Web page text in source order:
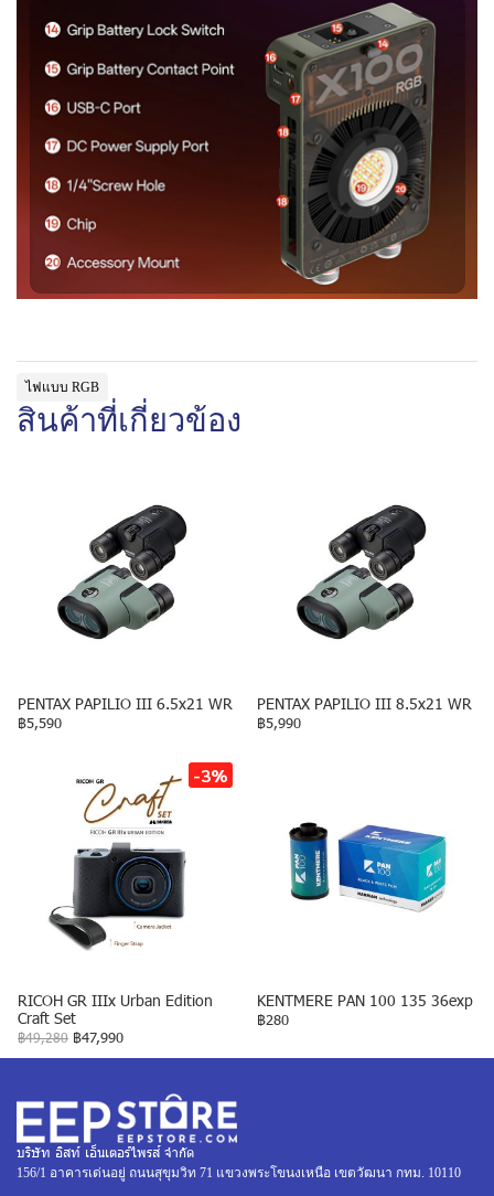
ไฟแบบ RGB
สินค้าที่เกี่ยวข้อง
PENTAX PAPILIO III 6.5x21 WR
฿5,590
PENTAX PAPILIO III 8.5x21 WR
฿5,990
-3%
RICOH GR IIIx Urban Edition
Craft Set
฿49,280 ฿47,990
KENTMERE PAN 100 135 36exp
฿280
บริษัท อิสท์ เอ็นเตอร์ไพรส์ จำกัด
156/1 อาคารเด่นอยู่ ถนนสุขุมวิท 71 แขวงพระโขนงเหนือ เขตวัฒนา กทม. 10110